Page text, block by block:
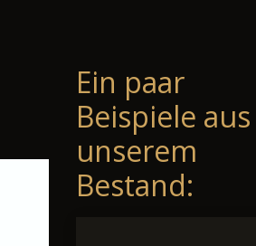
Ein paar
Beispiele aus
unserem
Bestand: